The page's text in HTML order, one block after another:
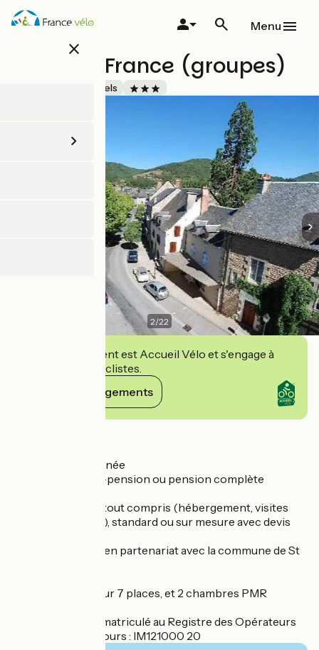
Aller
au
close
Menu
Hôtel de France (groupes)
Hôtels
2/22
Cet établissement est Accueil Vélo et s'engage à
accueillir des cyclistes.
Voir ses engagements
- groupes à la journée
- séjours en demi-pension ou pension complète
- séjours circuits tout compris (hébergement, visites
guidées, soirées, ...), standard ou sur mesure avec devis
- séjours sportifs en partenariat avec la commune de St
Cabine d'ascenseur 7 places, et 2 chambres PMR
Etablissement Immatriculé au Registre des Opérateurs
de Voyages et Séjours : IM121000 20